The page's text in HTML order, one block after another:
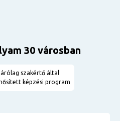
30 városban
szakértő által
képzési program